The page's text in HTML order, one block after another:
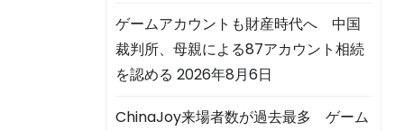
ゲームアカウントも財産時代へ 中国
裁判所、母親による87アカウント相続
を認める 2026年8月6日
ChinaJoy来場者数が過去最多 ゲーム